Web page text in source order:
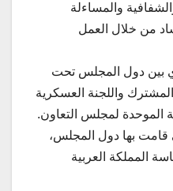
والمساءلة
من خلال العمل
بين دول المجلس تحت
واللجنة العسكرية
الموحدة لمجلس التعاون.
قامت بها دول المجلس،
المملكة العربية